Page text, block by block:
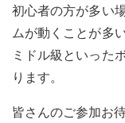
初心者の方が多い
ムが動くことが多
ミドル級といった
ります。
皆さんのご参加お